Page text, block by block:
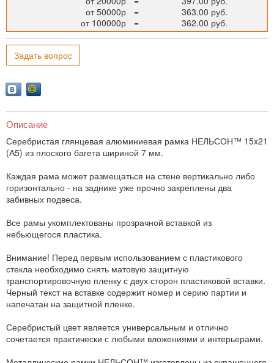
от 50000р
=
363.00 руб.
от 100000р
= 362.00 руб.
Задать вопрос
Описание
Серебристая глянцевая алюминиевая рамка НЕЛЬСОН™ 15x21
(А5) из плоского багета шириной 7 мм.
Каждая рама может размещаться на стене вертикально либо
горизонтально - на заднике уже прочно закреплены два
забивных подвеса.
Все рамы укомплектованы прозрачной вставкой из
небьющегося пластика.
Внимание! Перед первым использованием с пластикового
стекла необходимо снять матовую защитную
транспортировочную пленку с двух сторон пластиковой вставки.
Черный текст на вставке содержит номер и серию партии и
напечатан на защитной пленке.
Серебристый цвет является универсальным и отлично
сочетается практически с любыми вложениями и интерьерами.